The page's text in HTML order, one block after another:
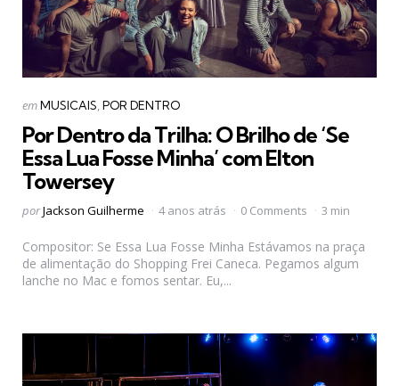
Categorias
Postado
emMUSICAIS POR DENTRO
Por Dentro da Trilha: O Brilho de ‘Se
Essa Lua Fosse Minha’ com Elton
Towersey
Postado
porJackson Guilherme 4 anos atrás 0 Comments 3 min
Compositor: Se Essa Lua Fosse Minha Estávamos na praça
de alimentação do Shopping Frei Caneca. Pegamos algum
lanche no Mac e fomos sentar. Eu,...